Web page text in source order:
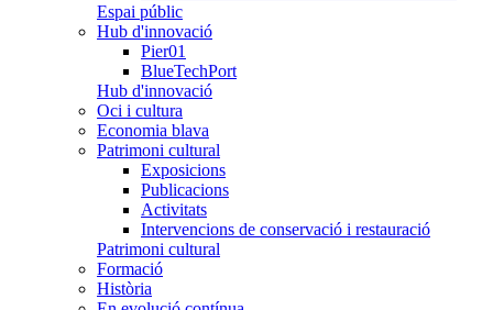
Espai públic
Hub d'innovació
Pier01
BlueTechPort
Hub d'innovació
Oci i cultura
Economia blava
Patrimoni cultural
Exposicions
Publicacions
Activitats
Intervencions de conservació i restauració
Patrimoni cultural
Formació
Història